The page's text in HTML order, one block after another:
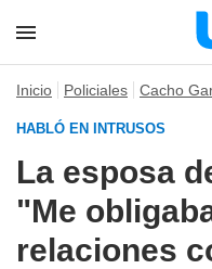
Inicio Policiales Cacho
HABLÓ EN INTRUSOS
La esposa
"Me
relaciones